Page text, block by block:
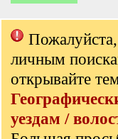
личным
открывайте
уездам /